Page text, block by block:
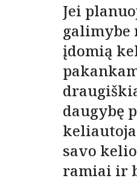
Jei
galimybe
įdomią
daugybę
savo
ramiai ir